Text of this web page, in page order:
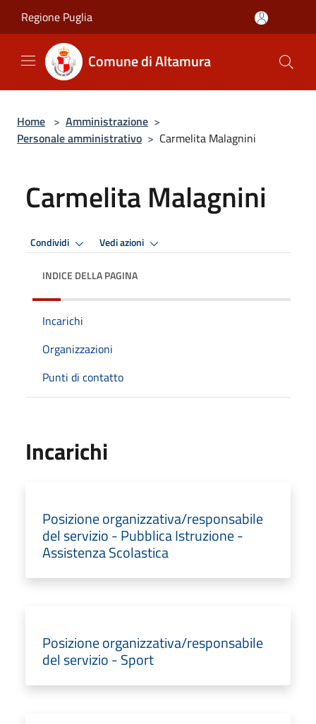
Regione Puglia
Comune di Altamura
Home > Amministrazione >
Personale amministrativo > Carmelita Malagnini
Carmelita Malagnini
Condividi Vedi azioni
INDICE DELLA PAGINA
Incarichi
Organizzazioni
Punti di contatto
Incarichi
Posizione organizzativa/responsabile
del servizio - Pubblica Istruzione -
Assistenza Scolastica
Posizione organizzativa/responsabile
del servizio - Sport